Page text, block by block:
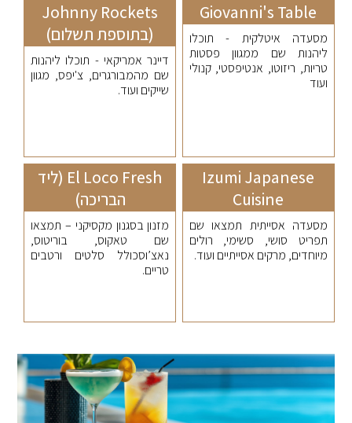
Giovanni's Table
מסעדה איטלקית - תוכלו
ליהנות שם ממגוון פסטות
טריות, ריזוטו, אנטיפסטי, קנולי
ועוד
Johnny Rockets
(בתוספת תשלום)
דיינר אמריקאי - תוכלו ליהנות
שם מהמבורגרים, צ'יפס, מגוון
שייקים ועוד.
Izumi Japanese
Cuisine
מסעדה אסייתית תמצאו שם
תפריט סושי, סשימי, רולים
מיוחדים, מרקים אסייתיים ועוד.
El Loco Fresh (ליד
הבריכה)
מזנון בסגנון מקסיקני – תמצאו
שם טאקוס, בוריטוס,
נאצ’וסכולל סלטים ורטבים
טריים.